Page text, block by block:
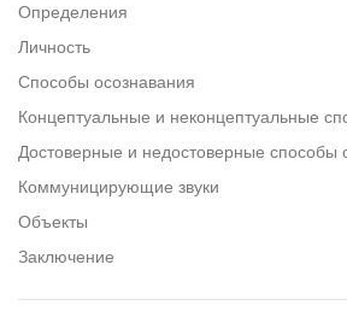
Определения
Личность
Способы осознавания
Концептуальные и неконцептуальные
Достоверные и недостоверные способы
Коммуницирующие звуки
Объекты
Заключение